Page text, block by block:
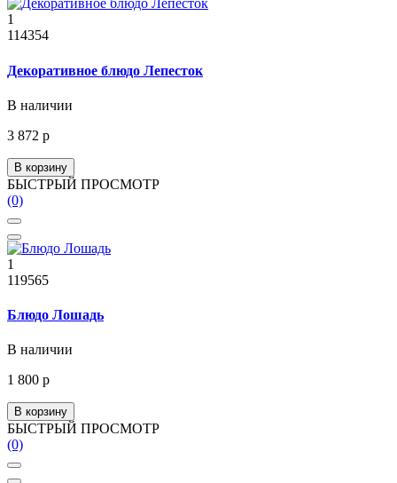
1
114354
Декоративное блюдо Лепесток
В наличии
3 872 р
В корзину
БЫСТРЫЙ ПРОСМОТР
(0)
1
119565
Блюдо Лошадь
В наличии
1 800 р
В корзину
БЫСТРЫЙ ПРОСМОТР
(0)